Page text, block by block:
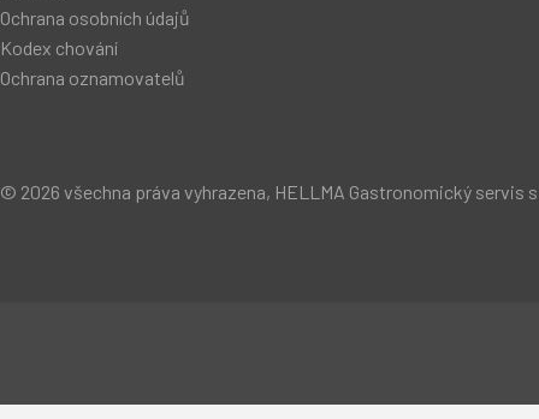
Ochrana osobních údajů
Kodex chování
Ochrana oznamovatelů
© 2026 všechna práva vyhrazena, HELLMA Gastronomický servis